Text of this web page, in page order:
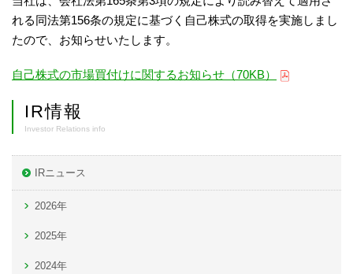
れる同法第156条の規定に基づく自己株式の取得を実施しまし
たので、お知らせいたします。
自己株式の市場買付けに関するお知らせ（70KB）
IR情報
Investor Relations info
IRニュース
2026年
2025年
2024年